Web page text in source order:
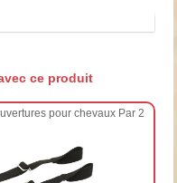
ce produit
pour chevaux Par 2